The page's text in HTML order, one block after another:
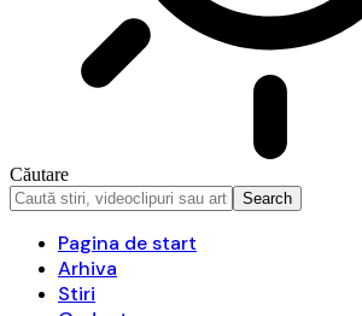
Căutare
Pagina de start
Arhiva
Stiri